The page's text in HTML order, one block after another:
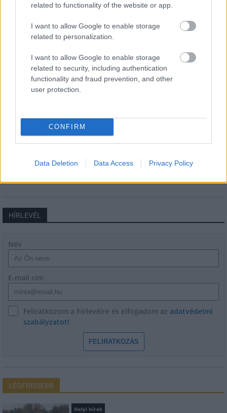
related to functionality of the website or app.
I want to allow Google to enable storage
related to personalization.
I want to allow Google to enable storage
related to security, including authentication
functionality and fraud prevention, and other
user protection.
CONFIRM
Data Deletion Data Access Privacy Policy
Paks II.: Mit jelent az 5. blokk új
mérföldköve a felülvizsgálat
árnyékában?
Elkészült a Liszt Ferenc repülőtér
közelében lévő logisztikai bázis út- és
Látlelet a hazai víziközművekről?
Egyetlen, fél évszázados vezetéken
HÍRLEVÉL
Név
E-mail cím
Feliratkozom a hírlevélre és elfogadom az adatvédelmi
szabályzatot!
FELIRATKOZÁS
LEGFRISSEBB
Helyi hírek